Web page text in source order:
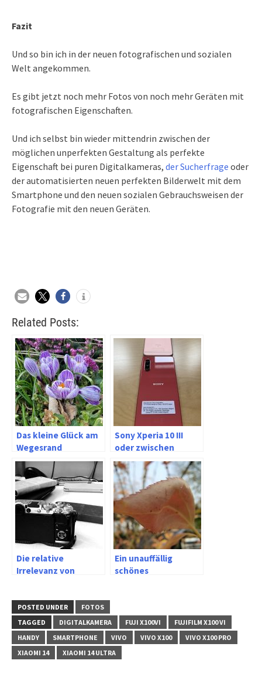
Fazit
Und so bin ich in der neuen fotografischen und sozialen
Welt angekommen.
Es gibt jetzt noch mehr Fotos von noch mehr Geräten mit
fotografischen Eigenschaften.
Und ich selbst bin wieder mittendrin zwischen der
möglichen unperfekten Gestaltung als perfekte
Eigenschaft bei puren Digitalkameras, der Sucherfrage oder
der automatisierten neuen perfekten Bilderwelt mit dem
Smartphone und den neuen sozialen Gebrauchsweisen der
Fotografie mit den neuen Geräten.
Related Posts:
Das kleine Glück am
Wegesrand
Sony Xperia 10 III
oder zwischen
immer besser und
immer schneller
Die relative
Irrelevanz von
Ein unauffällig
schönes
POSTED UNDER
FOTOS
TAGGED
DIGITALKAMERA FUJI X100VI
FUJIFILM X100 VI
HANDY
SMARTPHONE VIVO VIVO X100
VIVO X100 PRO
XIAOMI 14
XIAOMI 14 ULTRA